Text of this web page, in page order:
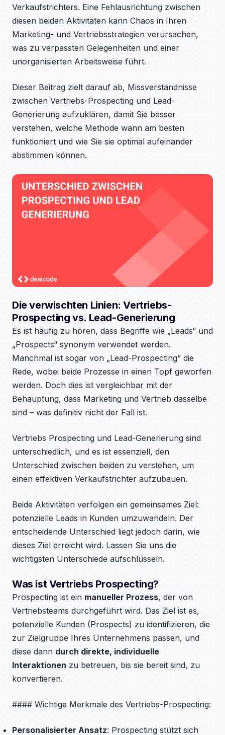
Verkaufstrichters. Eine Fehlausrichtung zwischen
diesen beiden Aktivitäten kann Chaos in Ihren
Marketing- und Vertriebsstrategien verursachen,
was zu verpassten Gelegenheiten und einer
unorganisierten Arbeitsweise führt.
Dieser Beitrag zielt darauf ab, Missverständnisse
zwischen Vertriebs-Prospecting und Lead-
Generierung aufzuklären, damit Sie besser
verstehen, welche Methode wann am besten
funktioniert und wie Sie sie optimal aufeinander
abstimmen können.
Die verwischten Linien: Vertriebs-
Prospecting vs. Lead-Generierung
Es ist häufig zu hören, dass Begriffe wie „Leads“ und
„Prospects“ synonym verwendet werden.
Manchmal ist sogar von „Lead-Prospecting“ die
Rede, wobei beide Prozesse in einen Topf geworfen
werden. Doch dies ist vergleichbar mit der
Behauptung, dass Marketing und Vertrieb dasselbe
sind – was definitiv nicht der Fall ist.
Vertriebs Prospecting und Lead-Generierung sind
unterschiedlich, und es ist essenziell, den
Unterschied zwischen beiden zu verstehen, um
einen effektiven Verkaufstrichter aufzubauen.
Beide Aktivitäten verfolgen ein gemeinsames Ziel:
potenzielle Leads in Kunden umzuwandeln. Der
entscheidende Unterschied liegt jedoch darin, wie
dieses Ziel erreicht wird. Lassen Sie uns die
wichtigsten Unterschiede aufschlüsseln.
Was ist Vertriebs Prospecting?
Prospecting ist ein manueller Prozess, der von
Vertriebsteams durchgeführt wird. Das Ziel ist es,
potenzielle Kunden (Prospects) zu identifizieren, die
zur Zielgruppe Ihres Unternehmens passen, und
diese dann durch direkte, individuelle
Interaktionen zu betreuen, bis sie bereit sind, zu
konvertieren.
#### Wichtige Merkmale des Vertriebs-Prospecting:
Personalisierter Ansatz: Prospecting stützt sich